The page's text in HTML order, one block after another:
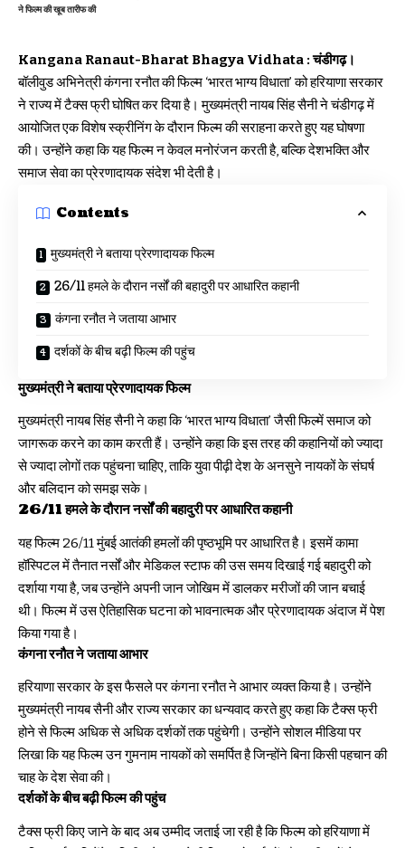
ने फिल्म की खूब तारीफ की
Kangana Ranaut-Bharat Bhagya Vidhata : चंडीगढ़।
बॉलीवुड अभिनेत्री कंगना रनौत की फिल्म ‘भारत भाग्य विधाता’ को हरियाणा सरकार
ने राज्य में टैक्स फ्री घोषित कर दिया है। मुख्यमंत्री नायब सिंह सैनी ने चंडीगढ़ में
आयोजित एक विशेष स्क्रीनिंग के दौरान फिल्म की सराहना करते हुए यह घोषणा
की। उन्होंने कहा कि यह फिल्म न केवल मनोरंजन करती है, बल्कि देशभक्ति और
समाज सेवा का प्रेरणादायक संदेश भी देती है।
Contents
मुख्यमंत्री ने बताया प्रेरणादायक फिल्म
26/11 हमले के दौरान नर्सों की बहादुरी पर आधारित कहानी
कंगना रनौत ने जताया आभार
दर्शकों के बीच बढ़ी फिल्म की पहुंच
मुख्यमंत्री ने बताया प्रेरणादायक फिल्म
मुख्यमंत्री नायब सिंह सैनी ने कहा कि ‘भारत भाग्य विधाता’ जैसी फिल्में समाज को
जागरूक करने का काम करती हैं। उन्होंने कहा कि इस तरह की कहानियों को ज्यादा
से ज्यादा लोगों तक पहुंचना चाहिए, ताकि युवा पीढ़ी देश के अनसुने नायकों के संघर्ष
और बलिदान को समझ सके।
26/11 हमले के दौरान नर्सों की बहादुरी पर आधारित कहानी
यह फिल्म 26/11 मुंबई आतंकी हमलों की पृष्ठभूमि पर आधारित है। इसमें कामा
हॉस्पिटल में तैनात नर्सों और मेडिकल स्टाफ की उस समय दिखाई गई बहादुरी को
दर्शाया गया है, जब उन्होंने अपनी जान जोखिम में डालकर मरीजों की जान बचाई
थी। फिल्म में उस ऐतिहासिक घटना को भावनात्मक और प्रेरणादायक अंदाज में पेश
किया गया है।
कंगना रनौत ने जताया आभार
हरियाणा सरकार के इस फैसले पर कंगना रनौत ने आभार व्यक्त किया है। उन्होंने
मुख्यमंत्री नायब सैनी और राज्य सरकार का धन्यवाद करते हुए कहा कि टैक्स फ्री
होने से फिल्म अधिक से अधिक दर्शकों तक पहुंचेगी। उन्होंने सोशल मीडिया पर
लिखा कि यह फिल्म उन गुमनाम नायकों को समर्पित है जिन्होंने बिना किसी पहचान की
चाह के देश सेवा की।
दर्शकों के बीच बढ़ी फिल्म की पहुंच
टैक्स फ्री किए जाने के बाद अब उम्मीद जताई जा रही है कि फिल्म को हरियाणा में